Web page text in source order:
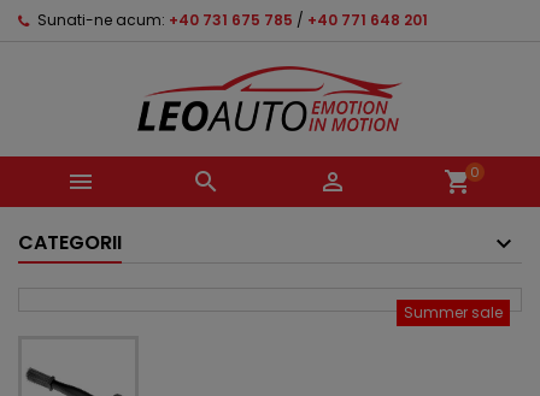
Sunati-ne acum: +40 731 675 785 / +40 771 648 201
   shopping_cart0
CATEGORII
Summer sale